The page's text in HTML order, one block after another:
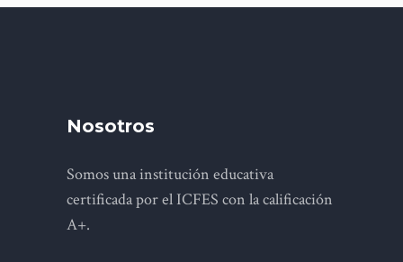
Nosotros
Somos una institución educativa
certificada por el ICFES con la calificación
A+.